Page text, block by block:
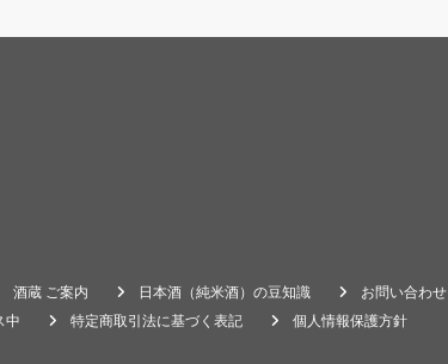
酒蔵 ご案内 日本酒（純米酒）の豆知識 お問い合わせ
中
特定商取引法に基づく表記 個人情報保護方針